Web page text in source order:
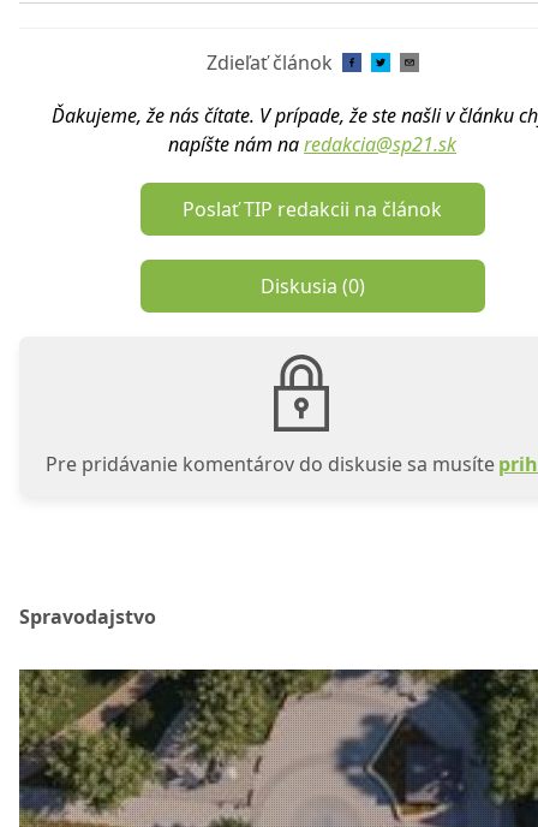
Zdieľať článok
Ďakujeme, že nás čítate. V prípade, že ste našli v článku
napíšte nám naredakcia@sp21.sk
Poslať TIP redakcii na článok
Diskusia (0)
Pre pridávanie komentárov do diskusie sa musíte
Spravodajstvo